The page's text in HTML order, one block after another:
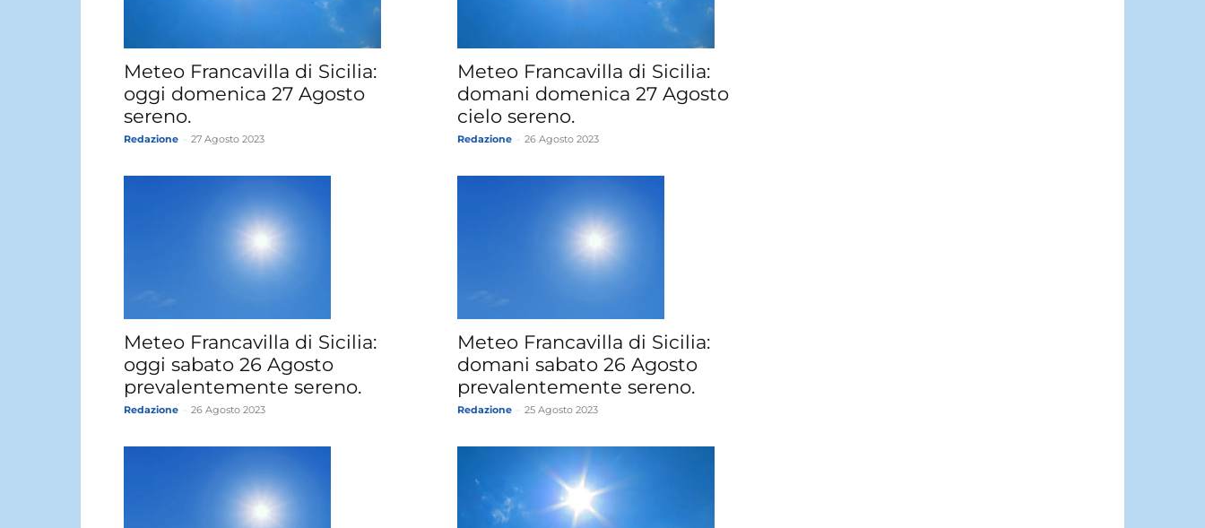
Meteo Francavilla di Sicilia:
oggi domenica 27 Agosto
sereno.
Redazione 27 Agosto 2023
Meteo Francavilla di Sicilia:
domani domenica 27 Agosto
cielo sereno.
Redazione 26 Agosto 2023
Meteo Francavilla di Sicilia:
oggi sabato 26 Agosto
prevalentemente sereno.
Redazione 26 Agosto 2023
Meteo Francavilla di Sicilia:
domani sabato 26 Agosto
prevalentemente sereno.
Redazione 25 Agosto 2023